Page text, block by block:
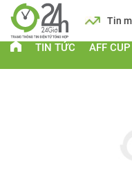
Lịch Tin
TIN TỨC AFF CUP